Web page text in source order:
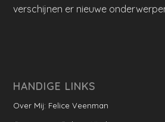
verschijnen er nieuwe
HANDIGE LINKS
Over Mij: Felice Veenman